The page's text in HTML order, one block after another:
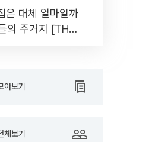
은 대체 얼마일까
의 주거지 [THE
아보기
체보기